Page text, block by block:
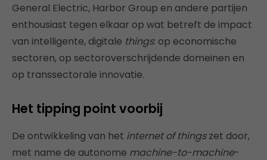
General Electric, Harbor Group en andere partijen
enthousiast tegen elkaar op wat betreft de impact
van intelligente, digitale things: op economische
sectoren, op sectoroverschrijdende domeinen en
op transsectorale innovatie.
Het tipping point voorbij
De ontwikkeling van het internet of thingszet door,
met name de autonome machine-to-machine-